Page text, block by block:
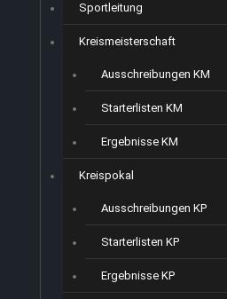
Sportleitung
Kreismeisterschaft
Ausschreibungen KM
Starterlisten KM
Ergebnisse KM
Kreispokal
Ausschreibungen KP
Starterlisten KP
Ergebnisse KP